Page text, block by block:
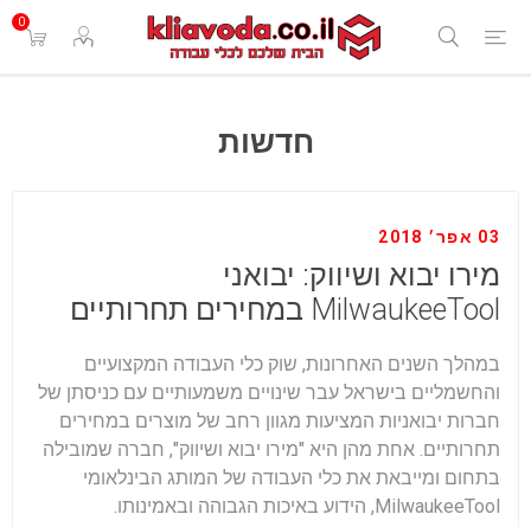
0
חדשות
03 אפר׳ 2018
מירו יבוא ושיווק: יבואני
MilwaukeeTool במחירים תחרותיים
במהלך השנים האחרונות, שוק כלי העבודה המקצועיים
והחשמליים בישראל עבר שינויים משמעותיים עם כניסתן של
חברות יבואניות המציעות מגוון רחב של מוצרים במחירים
תחרותיים. אחת מהן היא "מירו יבוא ושיווק", חברה שמובילה
בתחום ומייבאת את כלי העבודה של המותג הבינלאומי
MilwaukeeTool, הידוע באיכות הגבוהה ובאמינותו.